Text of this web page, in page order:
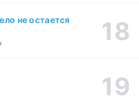
не остается